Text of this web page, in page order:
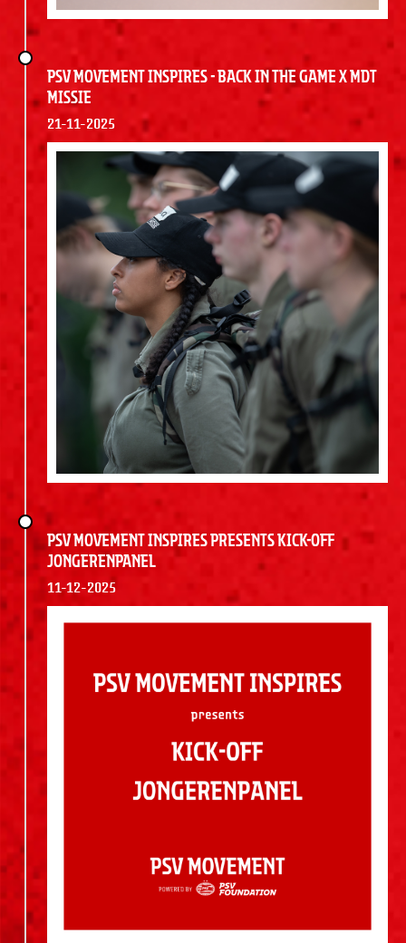
PSV Movement Inspires - Back In The Game x MDT
Missie
21-11-2025
PSV Movement Inspires presents Kick-Off
jongerenpanel
11-12-2025